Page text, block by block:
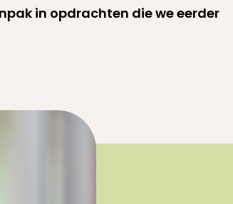
in opdrachten die we eerder